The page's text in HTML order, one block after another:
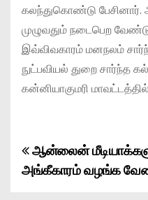
கலந்துகொண்டு பேசினார்.
முழுவதும் நடைபெற
இவ்விவகாரம் மனநலம்
நுட்பவியல் துறை சார்ந்த
கன்னியாகுமரி
P
o
ஆன்லைன்
அங்கீகாரம் வழங்க